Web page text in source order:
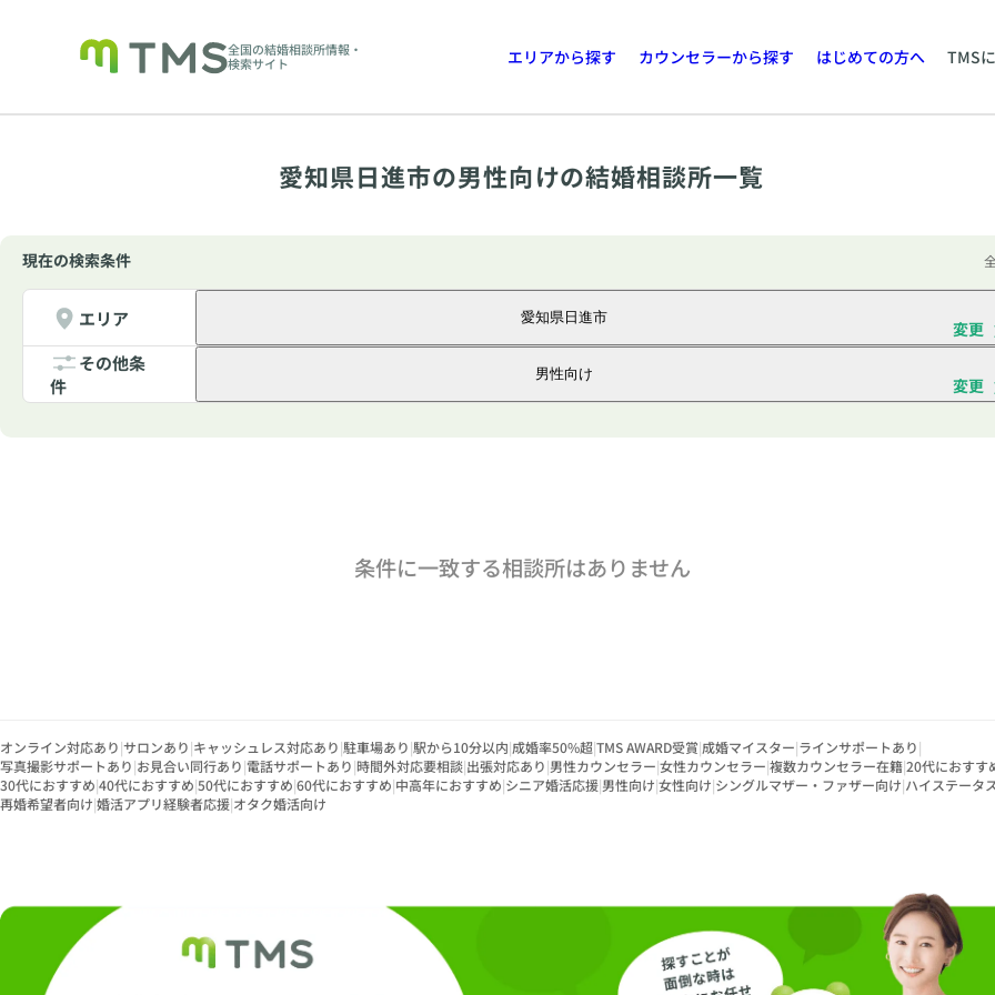
全国の結婚相談所情報・
検索サイト
エリアから探す カウンセラーから探す はじめての方へ TMS
愛知県日進市の男性向けの結婚相談所一覧
現在の検索条件
エリア 愛知県日進市
変更
その他条
件
男性向け
変更
条件に一致する相談所はありません
オンライン対応あり|サロンあり|キャッシュレス対応あり|駐車場あり|駅から10分以内|成婚率50%超|TMS AWARD受賞|成婚マイスター|ラインサポートあり|
写真撮影サポートあり|お見合い同行あり|電話サポートあり|時間外対応要相談|出張対応あり|男性カウンセラー|女性カウンセラー|複数カウンセラー在籍|20代におすす
30代におすすめ|40代におすすめ|50代におすすめ|60代におすすめ|中高年におすすめ|シニア婚活応援|男性向け|女性向け|シングルマザー・ファザー向け|ハイステータ
再婚希望者向け|婚活アプリ経験者応援|オタク婚活向け